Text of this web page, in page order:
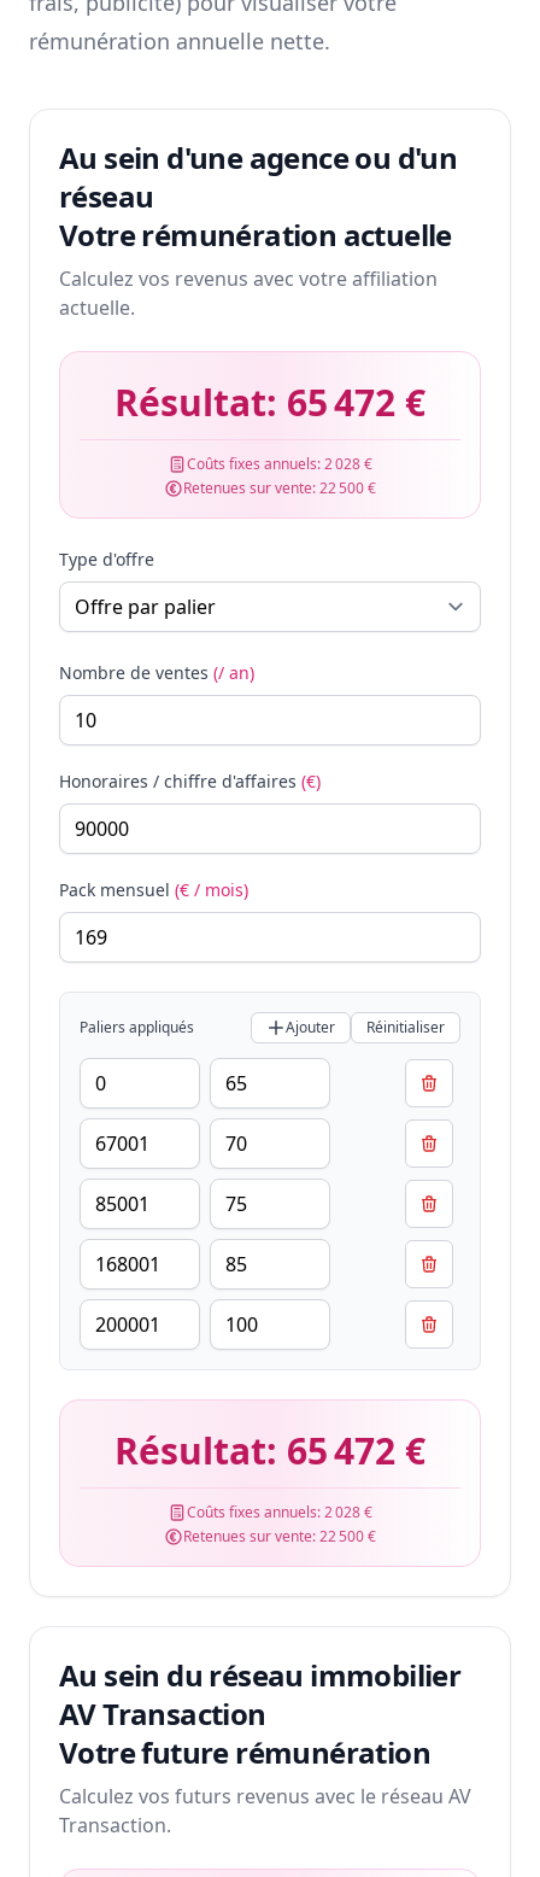
rémunération annuelle nette.
Au sein d'une agence ou d'un
réseau
Votre rémunération actuelle
Calculez vos revenus avec votre affiliation
actuelle.
Résultat: 65 472 €
Coûts fixes annuels:2 028 €
Retenues sur vente:22 500 €
Type d'offre
Nombre de ventes (/ an)
Honoraires / chiffre d'affaires (€)
Pack mensuel (€ / mois)
Paliers appliqués Ajouter Réinitialiser
Résultat: 65 472 €
Coûts fixes annuels:2 028 €
Retenues sur vente:22 500 €
Au sein du réseau immobilier
AV Transaction
Votre future rémunération
Calculez vos futurs revenus avec le réseau AV
Transaction.